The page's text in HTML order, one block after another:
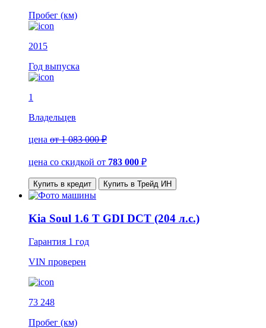
Пробег (км)
2015
Год выпуска
1
Владельцев
цена от 1 083 000 ₽
цена со скидкой от 783 000 ₽
Купить в кредит Купить в Трейд ИН
Kia Soul 1.6 T GDI DCT (204 л.с.)
Гарантия 1 год
VIN проверен
73 248
Пробег (км)